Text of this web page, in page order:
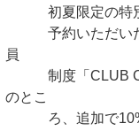
初夏限定の特別
予約いただいた
員
制度「CLUB
のとこ
ろ、追加で10%